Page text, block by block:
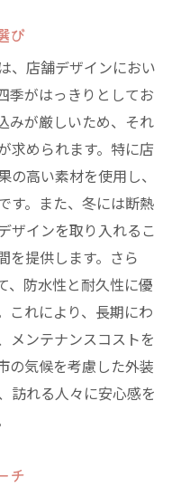
び
、店舗デザインにおい
季がはっきりとしてお
みが厳しいため、それ
求められます。特に店
高い素材を使用し、
す。また、冬には断熱
ザインを取り入れるこ
を提供します。さら
、防水性と耐久性に優
これにより、長期にわ
メンテナンスコストを
の気候を考慮した外装
訪れる人々に安心感を
チ